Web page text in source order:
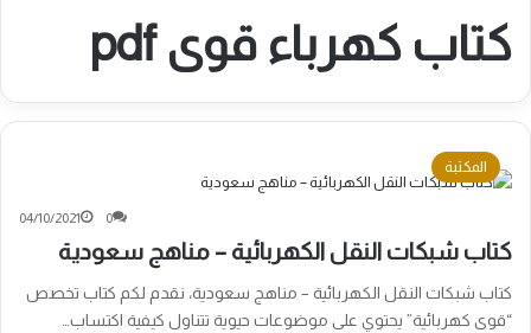
كتاب كهرباء قوى pdf
المكتبة
04/10/2021 0
كتاب شبكات النقل الكهربائية – مناهج سعودية
كتاب شبكات النقل الكهربائية – مناهج سعودية، نقدم لكم كتاب تخصص
“قوى كهربائية” يحتوي على موضوعات حيوية تتناول كيفية اكتساب…